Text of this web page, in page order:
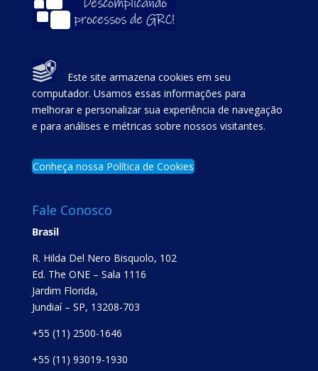
Este site armazena cookies em seu
computador. Usamos essas informações para
melhorar e personalizar sua experiência de navegação
e para análises e métricas sobre nossos visitantes.
Conheça nossa Política de Cookies
Fale Conosco
Brasil
R. Hilda Del Nero Bisquolo, 102
Ed. The ONE – Sala 1116
Jardim Florida,
Jundiaí – SP, 13208-703
+55 (11) 2500-1646
+55 (11) 93019-1930